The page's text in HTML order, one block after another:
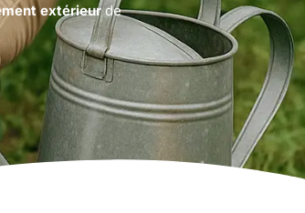
extérieurde